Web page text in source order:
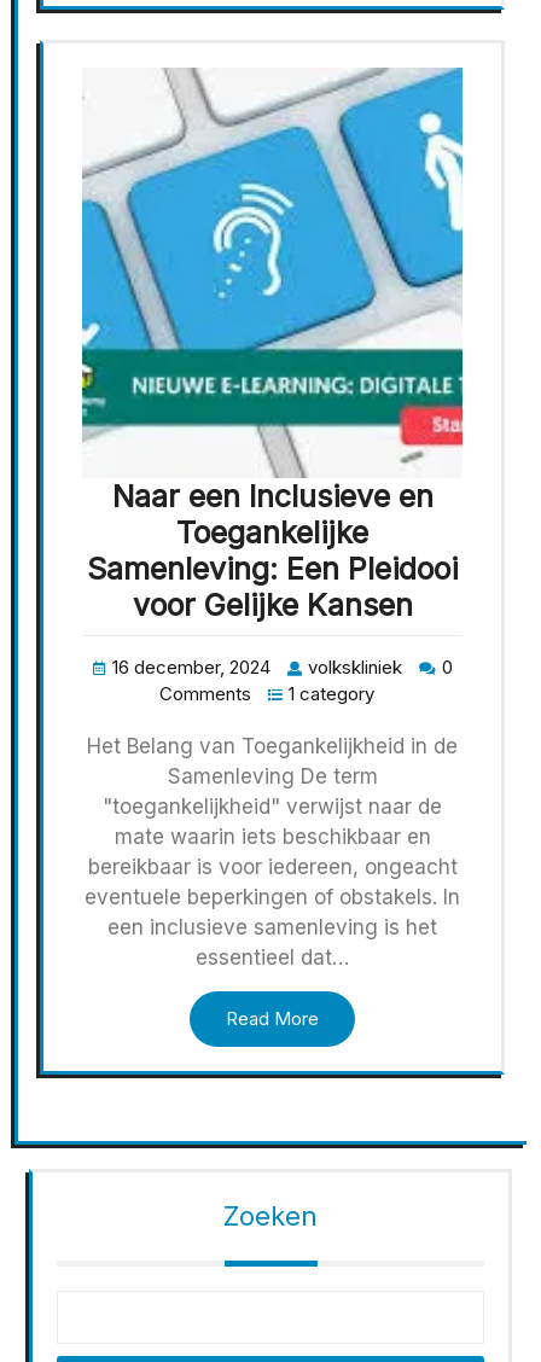
Naar een Inclusieve en
Toegankelijke
Samenleving: Een Pleidooi
voor Gelijke Kansen
16 december, 2024 volkskliniek
0
Comments
1 category
Het Belang van Toegankelijkheid in de
Samenleving De term
"toegankelijkheid" verwijst naar de
mate waarin iets beschikbaar en
bereikbaar is voor iedereen, ongeacht
eventuele beperkingen of obstakels. In
een inclusieve samenleving is het
essentieel dat…
Read More
Zoeken